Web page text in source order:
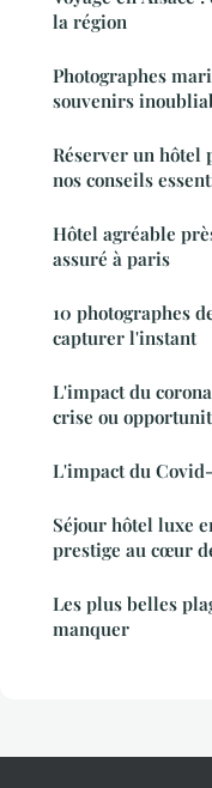
la région
Photographes
souvenirs
Réserver un hôtel
nos conseils
Hôtel agréable
assuré à paris
10 photographes
capturer l'instant
L'impact du
crise ou
L'impact du
Séjour hôtel luxe
prestige au cœur
Les plus belles
manquer